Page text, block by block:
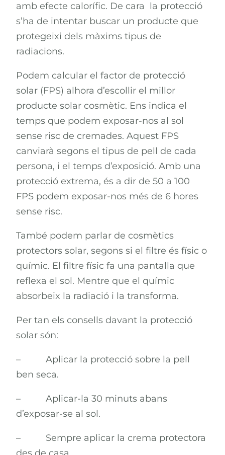
amb efecte calorífic. De cara la protecció
s’ha de intentar buscar un producte que
protegeixi dels màxims tipus de
radiacions.
Podem calcular el factor de protecció
solar (FPS) alhora d’escollir el millor
producte solar cosmètic. Ens indica el
temps que podem exposar-nos al sol
sense risc de cremades. Aquest FPS
canviarà segons el tipus de pell de cada
persona, i el temps d’exposició. Amb una
protecció extrema, és a dir de 50 a 100
FPS podem exposar-nos més de 6 hores
sense risc.
També podem parlar de cosmètics
protectors solar, segons si el filtre és físic o
químic. El filtre físic fa una pantalla que
reflexa el sol. Mentre que el químic
absorbeix la radiació i la transforma.
Per tan els consells davant la protecció
solar són:
– Aplicar la protecció sobre la pell
ben seca.
– Aplicar-la 30 minuts abans
d’exposar-se al sol.
– Sempre aplicar la crema protectora